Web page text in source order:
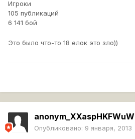
Игроки
105 публикаций
6 141 бой
Это было что-то 18 елок это зло))
Опубликовано: 9 января, 2013